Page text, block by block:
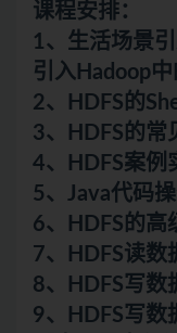
课程安排：
1、生活场景
引入Hadoop
2、HDFS的
3、HDFS的常
4、HDFS案例
5、Java代码
6、HDFS的高
7、HDFS读数
8、HDFS写数
9、HDFS写数